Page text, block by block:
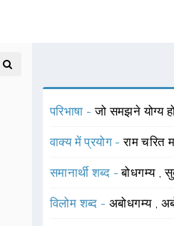
परिभाषा -जो समझने योग्य
वाक्य में प्रयोग -राम चरित
समानार्थी शब्द -बोधगम्य ,
विलोम शब्द - अबोधगम्य ,